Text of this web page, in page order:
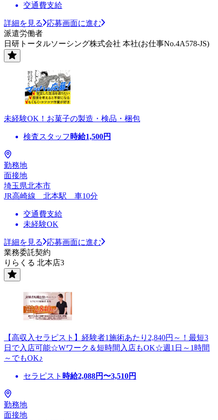
交通費支給
詳細を見る
応募画面に進む
派遣労働者
日研トータルソーシング株式会社 本社(お仕事No.4A578-JS)
未経験OK！お菓子の製造・検品・梱包
検査スタッフ 時給1,500円
勤務地
面接地
埼玉県北本市
JR高崎線 北本駅 車10分
交通費支給
未経験OK
詳細を見る
応募画面に進む
業務委託契約
りらくる 北本店3
【高収入セラピスト】経験者1施術あたり2,840円～！最短3
日で入店可能☆Wワーク＆短時間入店もOK☆週1日～1時間
～でもOK♪
セラピスト 時給2,088円〜3,510円
勤務地
面接地